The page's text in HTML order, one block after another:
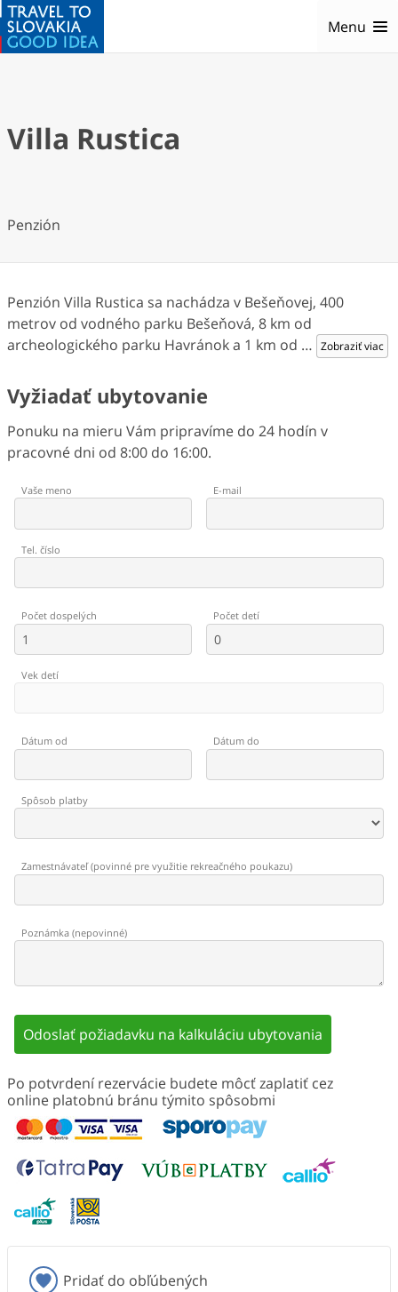
Menu
Villa Rustica
Penzión
Penzión Villa Rustica sa nachádza v Bešeňovej, 400
metrov od vodného parku Bešeňová, 8 km od
archeologického parku Havránok a 1 km od … Zobraziť viac
Vyžiadať ubytovanie
Ponuku na mieru Vám pripravíme do 24 hodín v
pracovné dni od 8:00 do 16:00.
Vaše meno E-mail
Tel. číslo
Počet dospelých Počet detí
Vek detí
Dátum od Dátum do
Spôsob platby
Zamestnávateľ(povinné pre využitie rekreačného poukazu)
Poznámka (nepovinné)
Odoslať požiadavku na kalkuláciu ubytovania
Po potvrdení rezervácie budete môcť zaplatiť cez
online platobnú bránu týmito spôsobmi
Pridať do obľúbených